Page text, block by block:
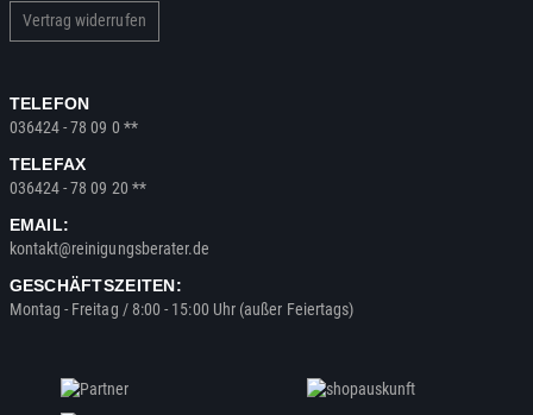
Vertrag widerrufen
TELEFON
036424 - 78 09 0 **
TELEFAX
036424 - 78 09 20 **
EMAIL:
kontakt@reinigungsberater.de
GESCHÄFTSZEITEN:
Montag - Freitag / 8:00 - 15:00 Uhr (außer Feiertags)